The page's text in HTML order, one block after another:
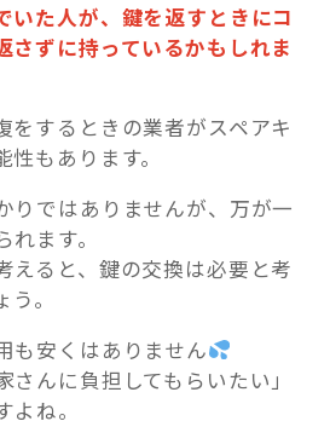
いた人が、鍵を返すときにコ
さずに持っているかもしれま
をするときの業者がスペアキ
もあります。
りではありませんが、万が一
ます。
えると、鍵の交換は必要と考
。
も安くはありません
さんに負担してもらいたい」
ね。